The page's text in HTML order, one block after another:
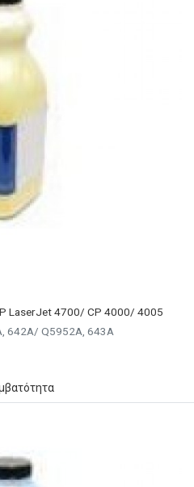
LaserJet 4700/ CP 4000/ 4005
642A/ Q5952A, 643A